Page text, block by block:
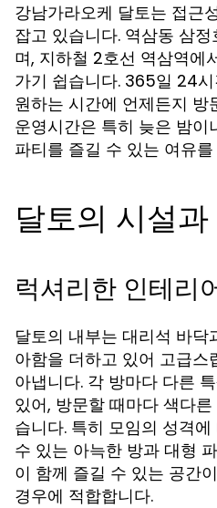
강남가라오케 달토는 접근
잡고 있습니다. 역삼동 삼
며, 지하철 2호선 역삼역에
가기 쉽습니다. 365일 24
원하는 시간에 언제든지 방
운영시간은 특히 늦은 밤
파티를 즐길 수 있는 여유
달토의 시설
럭셔리한 인테리
달토의 내부는 대리석 바
아함을 더하고 있어 고급
아냅니다. 각 방마다 다른
있어, 방문할 때마다 색다
습니다. 특히 모임의 성격
수 있는 아늑한 방과 대형
이 함께 즐길 수 있는 공간
경우에 적합합니다.